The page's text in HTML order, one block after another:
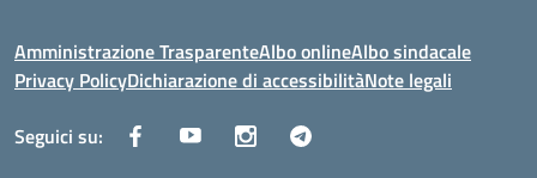
Amministrazione TrasparenteAlbo onlineAlbo sindacale
Privacy PolicyDichiarazione di accessibilitàNote legali
Seguici su: